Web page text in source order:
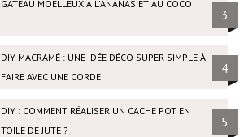
GÂTEAU MOELLEUX À L'ANANAS ET AU COCO
3
DIY MACRAMÉ : UNE IDÉE DÉCO SUPER SIMPLE À
FAIRE AVEC UNE CORDE
4
DIY : COMMENT RÉALISER UN CACHE POT EN
TOILE DE JUTE ?
5